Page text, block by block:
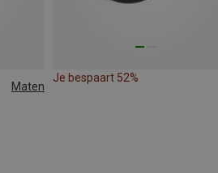
Maten
Je bespaart 52%